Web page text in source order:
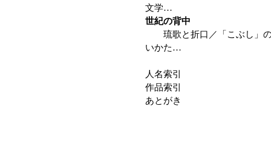
文学…
世紀の背中
琉歌と折口／「こぶし」の
いかた…
人名索引
作品索引
あとがき